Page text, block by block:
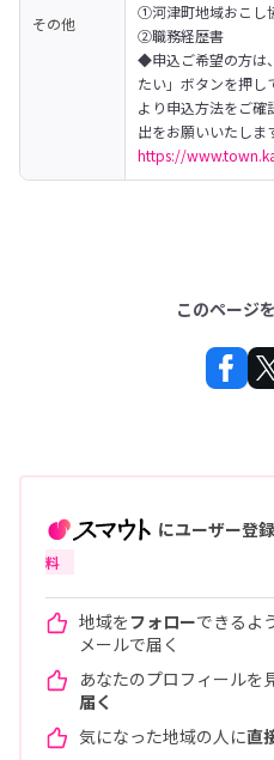
その他
①河津町地域おこし
②職務経歴書
◆申込ご希望の方は
たい」ボタンを押し
より申込方法をご確
出をお願いいたしま
https://
このページ
にユーザー登
料
地域をフォローできるよ
メールで届く
あなたのプロフィールを
届く
気になった地域の人に直